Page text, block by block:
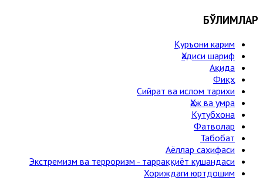
БЎЛИМЛАР
Қуръони карим
Ҳадиси шариф
Ақида
Фиқҳ
Сийрат ва ислом тарихи
Ҳаж ва умра
Кутубхона
Фатволар
Табобат
Аёллар саҳифаси
Экстремизм ва терроризм - тарраққиёт кушандаси
Хориждаги юртдошим